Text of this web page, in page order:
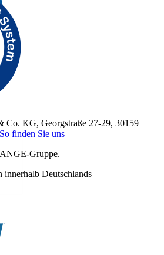
KG, Georgstraße 27-29, 30159
So finden Sie uns
Gruppe.
Deutschlands